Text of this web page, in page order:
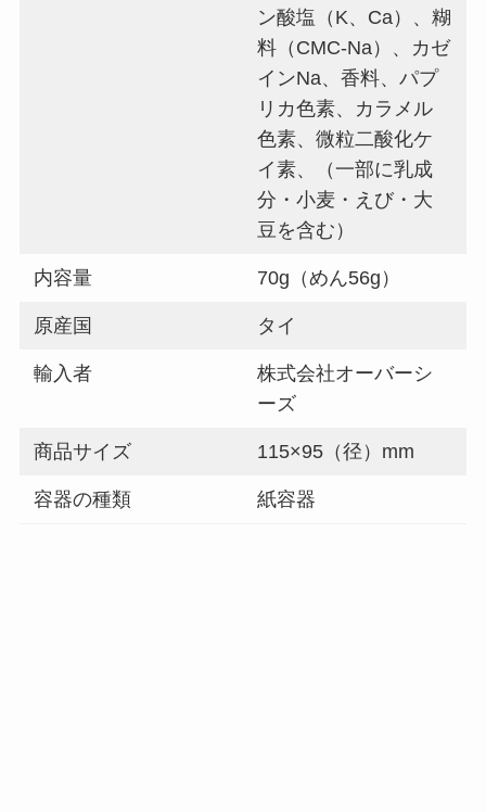
ン酸塩（K、Ca）、糊
料（CMC-Na）、カゼ
インNa、香料、パプ
リカ色素、カラメル
色素、微粒二酸化ケ
イ素、（一部に乳成
分・小麦・えび・大
豆を含む）
内容量 70g（めん56g）
原産国 タイ
輸入者
株式会社オーバーシ
ーズ
商品サイズ 115×95（径）mm
容器の種類 紙容器